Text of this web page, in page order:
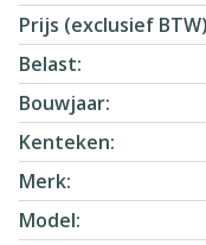
Prijs (exclusief BTW)
Belast
Bouwjaar
Kenteken
Merk
Model